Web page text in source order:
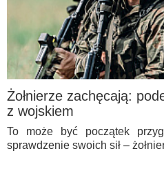
Żołnierze zachęcają:
z wojskiem
To może być początek
sprawdzenie swoich sił –